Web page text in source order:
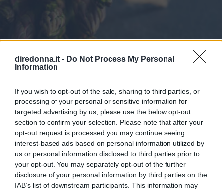
diredonna.it - Do Not Process My Personal
Information
If you wish to opt-out of the sale, sharing to third parties, or
processing of your personal or sensitive information for
targeted advertising by us, please use the below opt-out
section to confirm your selection. Please note that after your
opt-out request is processed you may continue seeing
interest-based ads based on personal information utilized by
us or personal information disclosed to third parties prior to
your opt-out. You may separately opt-out of the further
disclosure of your personal information by third parties on the
IAB’s list of downstream participants. This information may
RICETTE
Primavera a tavola: le migliori
ricette con gli asparagi
Gli asparagi sono un alimento primaverile molto utilizzato